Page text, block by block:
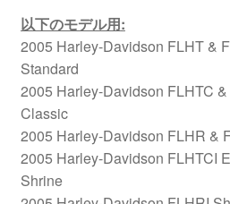
以下のモデル用:
2005 Harley-Davidson FLHT &
Standard
2005 Harley-Davidson FLHTC
Classic
2005 Harley-Davidson FLHR &
2005 Harley-Davidson FLHTCI
Shrine